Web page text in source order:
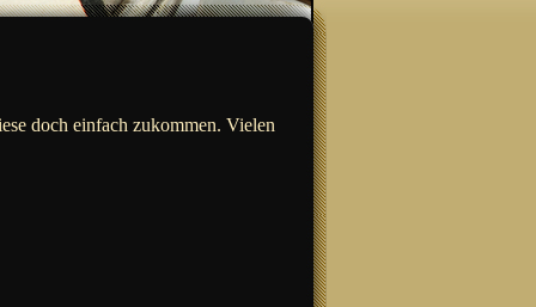
doch einfach zukommen. Vielen